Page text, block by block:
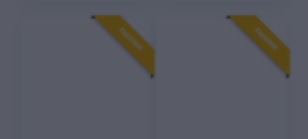
ENDIRIM ENDIRIM